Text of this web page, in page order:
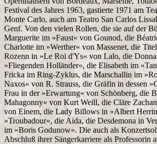
Festival des Jahres 1963, gastierte 1971 am
Monte Carlo, auch am Teatro San Carlos
Genf. Von den vielen Rollen, die sie auf der
Marguerite im »Faust« von Gounod, die
Charlotte im »Werther« von Massenet, die
Rozenn in »Le Roi d'Ys« von Lalo, die
»Fliegenden Holländer«, die Elisabeth im
Fricka im Ring-Zyklus, die Marschallin im
Naxos« von R. Strauss, die Gräfin in dessen
Frau in der »Erwartung« von Schönberg, die
Mahagonny« von Kurt Weill, die Cläre
von Einem, die Lady Billows in »Albert
»Troubadour«, die Aida, die Desdemona in
im »Boris Godunow«. Die auch als
Abschluß ihrer Sängerkarriere als Professorin